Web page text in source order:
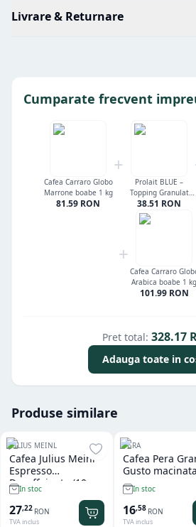
Livrare & Returnare
Cumparate frecvent
Cafea Carraro Globo
Marrone boabe 1 kg
81.59 RON
+
Prolait BLUE –
Topping Granulat
Premium (2x500g)
cu 45% Lapte
Degresat pentru
38.51 RON
+
Cafea Carraro
Arabica boabe 1 kg
101.99RON
Pret total: 328.17
Adauga toate in
Produse similare
JULIUS MEINL
Cafea Julius Meinl
Espresso
Decaffeinato (10
capsule x 5.6 gr) -
compatibil
Nespresso
In stoc
27,22 RON
TVA inclus
PERA
Cafea Pera
Gusto
grIn stoc
16,58 RON
TVA inclus